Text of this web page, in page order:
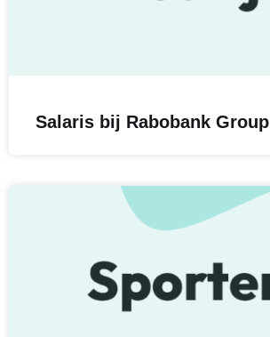
Salaris bij Rabobank Group